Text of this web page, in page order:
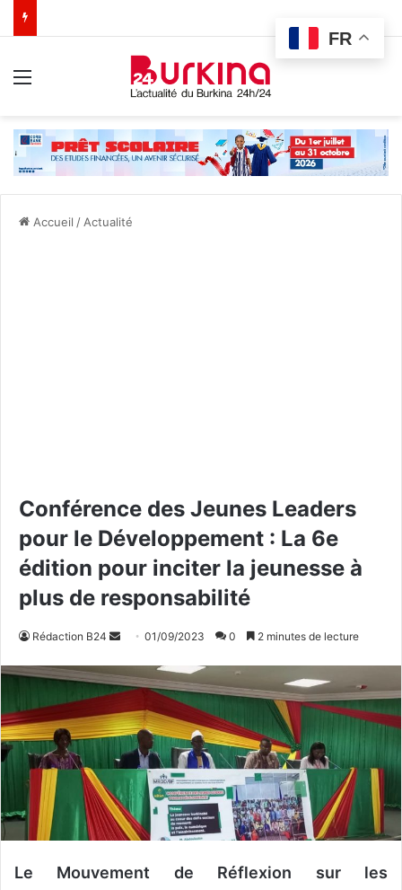
Accueil / Actualité
Conférence des Jeunes Leaders
pour le Développement : La 6e
édition pour inciter la jeunesse à
plus de responsabilité
Rédaction B24
v
y
e
r
n
c
u
01/09/2023 0 2 minutes de lecture
Le Mouvement de Réflexion sur les
FR